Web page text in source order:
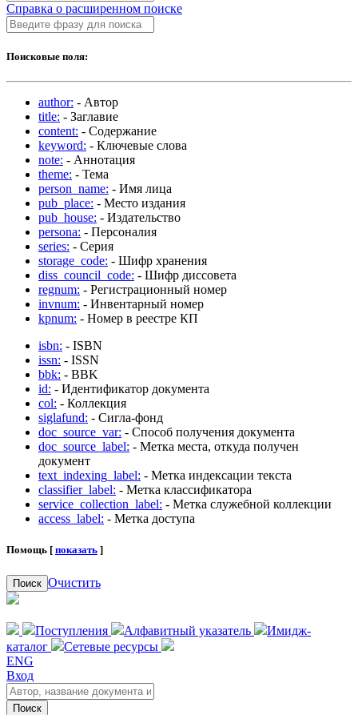
Справка о расширенном поиске
Поисковые поля:
author: - Автор
title: - Заглавие
content: - Содержание
keyword: - Ключевые слова
note: - Аннотация
theme: - Тема
person_name: - Имя лица
pub_place: - Место издания
pub_house: - Издательство
persona: - Персоналия
series: - Серия
storage_code: - Шифр хранения
diss_council_code: - Шифр диссовета
regnum: - Регистрационный номер
invnum: - Инвентарный номер
kpnum: - Номер в реестре КП
isbn: - ISBN
issn: - ISSN
bbk: - BBK
id: - Идентификатор документа
col: - Коллекция
siglafund: - Сигла-фонд
doc_source_var: - Способ получения документа
doc_source_label: - Метка места, откуда получен
документ
text_indexing_label: - Метка индексации текста
classifier_label: - Метка классификатора
service_collection_label: - Метка служебной коллекции
access_label: - Метка доступа
Помощь [ показать ]
Поиск Очистить
Поступления Алфавитный указатель
Имидж-
каталог
Сетевые ресурсы
ENG
Вход
Поиск